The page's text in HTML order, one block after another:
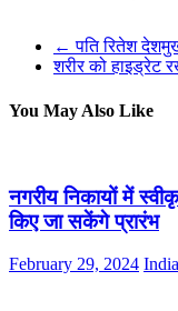
← पति रितेश
शरीर को हाइड्रेट
You May Also Like
नगरीय निकायों में
किए जा सकेंगे प्रारंभ
February 29, 2024